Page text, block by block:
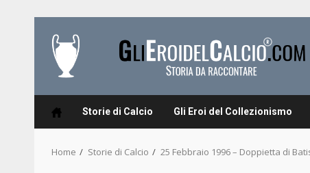
content
Storie di Calcio Gli Eroi del Collezionismo
Home Storie di Calcio 25 Febbraio 1996 – Doppietta di